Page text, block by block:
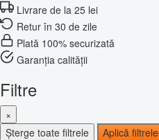
Livrare de la 25 lei
Retur în 30 de zile
Plată 100% securizată
Garanția calității
Filtre
×
Șterge toate filtrele
Aplică filtrele